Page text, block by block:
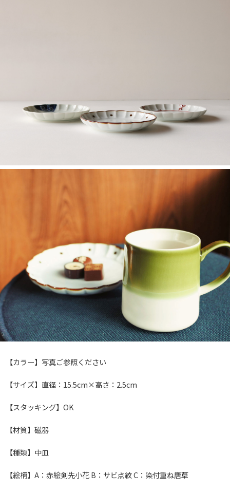
【カラー】写真ご参照ください
【サイズ】直径：15.5cm×高さ：2.5cm
【スタッキング】OK
【材質】磁器
【種類】中皿
【絵柄】A：赤絵剣先小花 B：サビ点紋 C：染付重ね唐草